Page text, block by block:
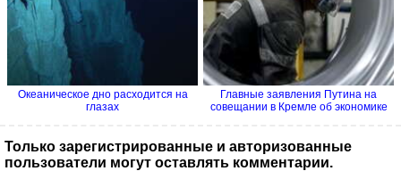
Океаническое дно расходится на
глазах
Главные заявления Путина на
совещании в Кремле об экономике
Только зарегистрированные и авторизованные
пользователи могут оставлять комментарии.